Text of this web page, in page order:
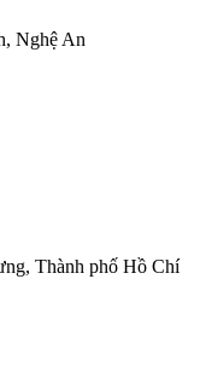
Nghệ An
Thành phố Hồ Chí